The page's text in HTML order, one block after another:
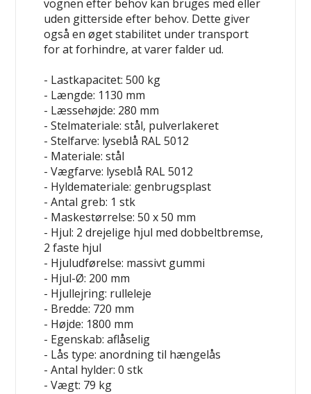
vognen efter behov kan bruges med eller
uden gitterside efter behov. Dette giver
også en øget stabilitet under transport
for at forhindre, at varer falder ud.
- Lastkapacitet: 500 kg
- Længde: 1130 mm
- Læssehøjde: 280 mm
- Stelmateriale: stål, pulverlakeret
- Stelfarve: lyseblå RAL 5012
- Materiale: stål
- Vægfarve: lyseblå RAL 5012
- Hyldemateriale: genbrugsplast
- Antal greb: 1 stk
- Maskestørrelse: 50 x 50 mm
- Hjul: 2 drejelige hjul med dobbeltbremse,
2 faste hjul
- Hjuludførelse: massivt gummi
- Hjul-Ø: 200 mm
- Hjullejring: rulleleje
- Bredde: 720 mm
- Højde: 1800 mm
- Egenskab: aflåselig
- Lås type: anordning til hængelås
- Antal hylder: 0 stk
- Vægt: 79 kg